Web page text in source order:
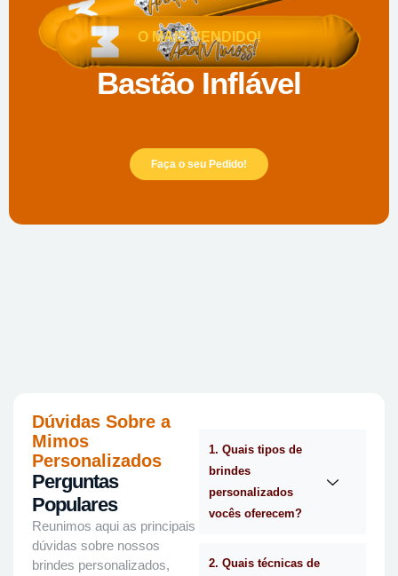
O MAIS VENDIDO!
Bastão Inflável
Faça o seu Pedido!
Dúvidas Sobre a
Mimos
Personalizados
Perguntas
Populares
Reunimos aqui as principais
dúvidas sobre nossos
brindes personalizados,
1. Quais tipos de
brindes
personalizados
vocês oferecem?
2. Quais técnicas de